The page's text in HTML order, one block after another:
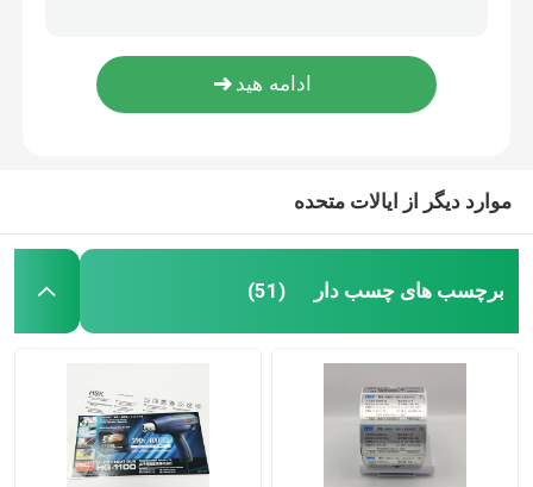
برچسب های خرده فروشی سفارشی
برچسب بطری نوشیدنی
برچسب های لوازم آرایشی ضد آب
چاپ لیبل دارویی
برچسب های چسب شراب
موارد دیگر از ایالات متحده
برچسب های چسب دار (51)